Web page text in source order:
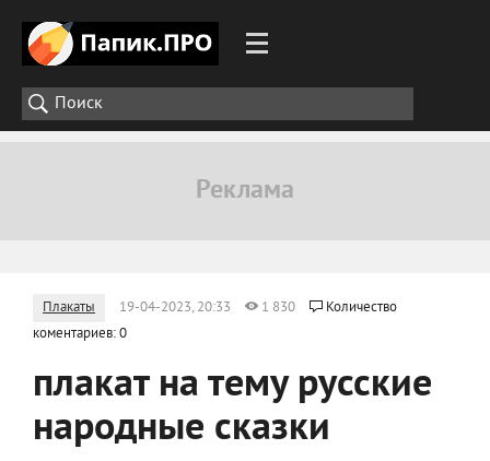
Плакаты 19-04-2023, 20:33 1 830
Количество
коментариев: 0
плакат на тему русские
народные сказки